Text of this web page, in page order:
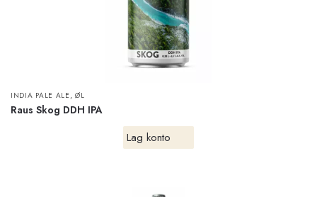
INDIA PALE ALE ,ØL
Raus Skog DDH IPA
Lag konto